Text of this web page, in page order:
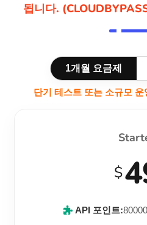
됩니다.
1개월 요금제
단기 테스트 또는 소규모
$
API 포인트:80000